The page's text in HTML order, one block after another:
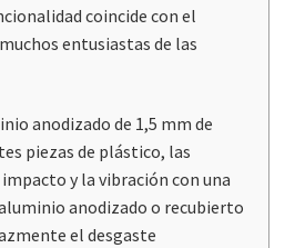
coincide con el
entusiastas de las
anodizado de 1,5 mm de
piezas de plástico, las
y la vibración con una
anodizado o recubierto
el desgaste